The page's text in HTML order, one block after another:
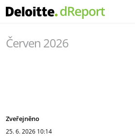
Červen 2026
Zveřejněno
25. 6. 2026 10:14